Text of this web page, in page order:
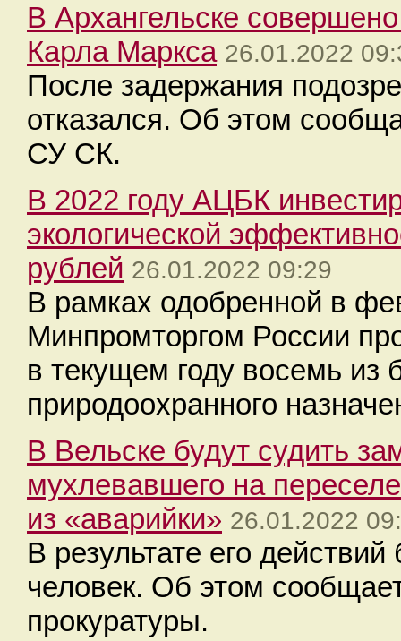
В Архангельске
Карла Маркса 26.01.2022
После задержания
отказался. Об этом
СУ СК.
В 2022 году АЦБК
экологической
рублей 26.01.2022 09:29
В рамках одобренной в
Минпромторгом России
в текущем году восемь из
природоохранного
В Вельске будут судить
мухлевавшего на
из «аварийки» 26.01.2022
В результате его
человек. Об этом
прокуратуры.